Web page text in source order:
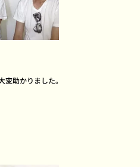
助かりました。